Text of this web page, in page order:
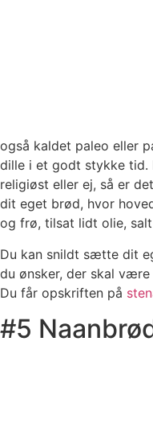
også kaldet paleo eller
dille i et godt stykke
religiøst eller ej, så er
dit eget brød, hvor
og frø, tilsat lidt olie,
Du kan snildt sætte dit
du ønsker, der skal
Du får opskriften på
#5